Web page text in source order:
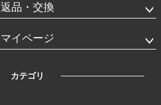
返品・交換
マイページ
カテゴリ